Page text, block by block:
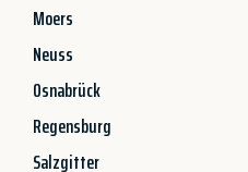
Moers
Neuss
Osnabrück
Regensburg
Salzgitter